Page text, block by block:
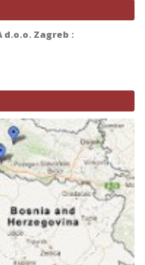
d.o.o. Zagreb :